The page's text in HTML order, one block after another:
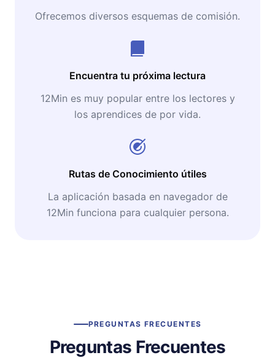
Ofrecemos diversos esquemas de comisión.
Encuentra tu próxima lectura
12Min es muy popular entre los lectores y
los aprendices de por vida.
Rutas de Conocimiento útiles
La aplicación basada en navegador de
12Min funciona para cualquier persona.
PREGUNTAS FRECUENTES
Preguntas Frecuentes